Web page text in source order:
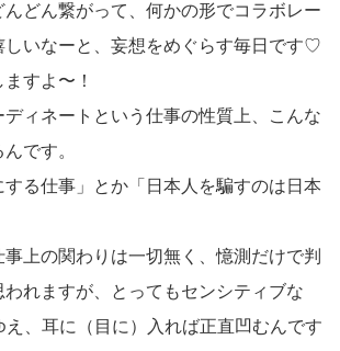
どん繋がって、何かの形でコラボレー
しいなーと、妄想をめぐらす毎日です♡
ますよ〜！
ィネートという仕事の性質上、こんな
です。
する仕事」とか「日本人を騙すのは日本
上の関わりは一切無く、憶測だけで判
われますが、とってもセンシティブな
え、耳に（目に）入れば正直凹むんです